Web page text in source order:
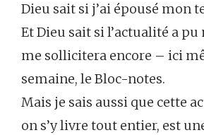
Dieu sait si j’ai épousé mon
Et Dieu sait si l’actualité a
me sollicitera encore – ici
semaine, le Bloc-notes.
Mais je sais aussi que cette
on s’y livre tout entier, est